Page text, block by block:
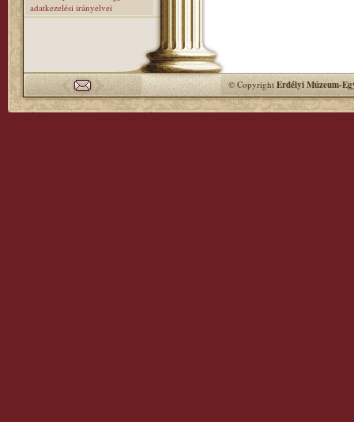
adatkezelési irányelvei
© CopyrightErdélyi Múzeum-